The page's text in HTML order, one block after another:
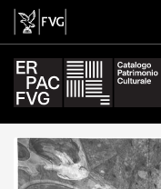
gelatina ai